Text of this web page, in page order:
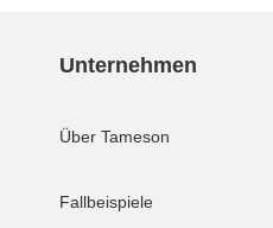
Unternehmen
Über Tameson
Fallbeispiele